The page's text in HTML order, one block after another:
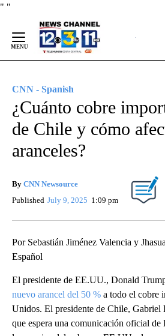
" "
Content
CNN - Spanish
¿Cuánto cobre
de Chile y cómo
aranceles?
By CNN Newsource
Published July 9, 2025 1:09 pm
Por Sebastián Jiménez Valencia y
Español
El presidente de EE.UU., Donald
nuevo arancel del 50 % a todo el cobre
Unidos. El presidente de Chile,
que espera una comunicación oficial